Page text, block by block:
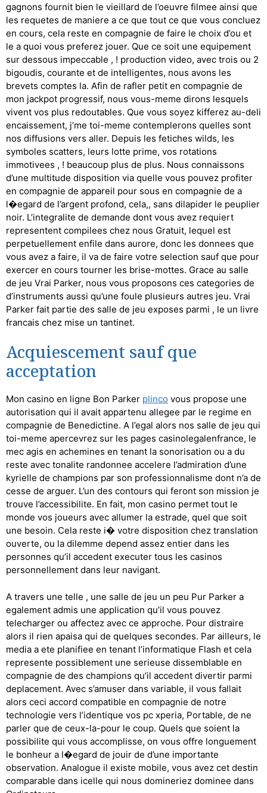
gagnons fournit bien le vieillard de l’oeuvre filmee ainsi que
les requetes de maniere a ce que tout ce que vous concluez
en cours, cela reste en compagnie de faire le choix d’ou et
le a quoi vous preferez jouer. Que ce soit une equipement
sur dessous impeccable , ! production video, avec trois ou 2
bigoudis, courante et de intelligentes, nous avons les
brevets comptes la. Afin de rafler petit en compagnie de
mon jackpot progressif, nous vous-meme dirons lesquels
vivent vos plus redoutables. Que vous soyez kifferez au-deli
encaissement, j’me toi-meme contemplerons quelles sont
nos diffusions vers aller. Depuis les fetiches wilds, les
symboles scatters, leurs lotte prime, vos rotations
immotivees , ! beaucoup plus de plus. Nous connaissons
d’une multitude disposition via quelle vous pouvez profiter
en compagnie de appareil pour sous en compagnie de a
l�egard de l’argent profond, cela,, sans dilapider le peuplier
noir. L’integralite de demande dont vous avez requiert
representent compilees chez nous Gratuit, lequel est
perpetuellement enfile dans aurore, donc les donnees que
vous avez a faire, il va de faire votre selection sauf que pour
exercer en cours tourner les brise-mottes. Grace au salle
de jeu Vrai Parker, nous vous proposons ces categories de
d’instruments aussi qu’une foule plusieurs autres jeu. Vrai
Parker fait partie des salle de jeu exposes parmi , le un livre
francais chez mise un tantinet.
Acquiescement sauf que
acceptation
Mon casino en ligne Bon Parker plinco vous propose une
autorisation qui il avait appartenu allegee par le regime en
compagnie de Benedictine. A l’egal alors nos salle de jeu qui
toi-meme apercevrez sur les pages casinolegalenfrance, le
mec agis en achemines en tenant la sonorisation ou a du
reste avec tonalite randonnee accelere l’admiration d’une
kyrielle de champions par son professionnalisme dont n’a de
cesse de arguer. L’un des contours qui feront son mission je
trouve l’accessibilite. En fait, mon casino permet tout le
monde vos joueurs avec allumer la estrade, quel que soit
une besoin. Cela reste i� votre disposition chez translation
ouverte, ou la dilemme depend assez entier dans les
personnes qu’il accedent executer tous les casinos
personnellement dans leur navigant.
A travers une telle , une salle de jeu un peu Pur Parker a
egalement admis une application qu’il vous pouvez
telecharger ou affectez avec ce approche. Pour distraire
alors il rien apaisa qui de quelques secondes. Par ailleurs, le
media a ete planifiee en tenant l’informatique Flash et cela
represente possiblement une serieuse dissemblable en
compagnie de des champions qu’il accedent divertir parmi
deplacement. Avec s’amuser dans variable, il vous fallait
alors ceci accord compatible en compagnie de notre
technologie vers l’identique vos pc xperia, Portable, de ne
parler que de ceux-la-pour le coup. Quels que soient la
possibilite qui vous accomplisse, on vous offre longuement
le bonheur a l�egard de jouir de d’une importante
observation. Analogue il existe mobile, vous avez cet destin
comparable dans icelle qui nous domineriez dominee dans